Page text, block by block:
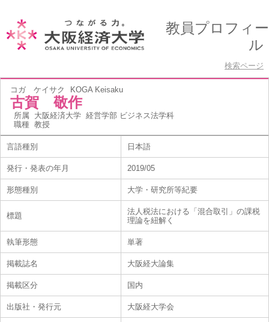
教員プロフィー
ル
検索ページ
コガ ケイサク KOGA Keisaku
古賀 敬作
所属 大阪経済大学 経営学部 ビジネス法学科
職種 教授
言語種別 日本語
発行・発表の年月 2019/05
形態種別 大学・研究所等紀要
標題
法人税法における「混合取引」の課税
理論を紐解く
執筆形態 単著
掲載誌名 大阪経大論集
掲載区分 国内
出版社・発行元 大阪経大学会